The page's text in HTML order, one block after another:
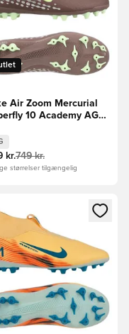
Air Zoom Mercurial
10 Academy AG
Sølv
kr.749 kr.
størrelser tilgængelig
tilmelde dig som
en Modal til at logge